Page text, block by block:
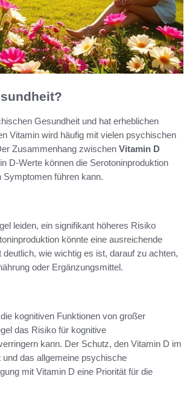
Gesundheit und hat erheblichen
Vitamin wird häufig mit vielen psychischen
Zusammenhang zwischen Vitamin D
D-Werte können die Serotoninproduktion
führen kann.
leiden, ein signifikant höheres Risiko
könnte eine ausreichende
wie wichtig es ist, darauf zu achten,
oder Ergänzungsmittel.
kognitiven Funktionen von großer
das Risiko für kognitive
kann. Der Schutz, den Vitamin D im
das allgemeine psychische
mit Vitamin D eine Priorität für die